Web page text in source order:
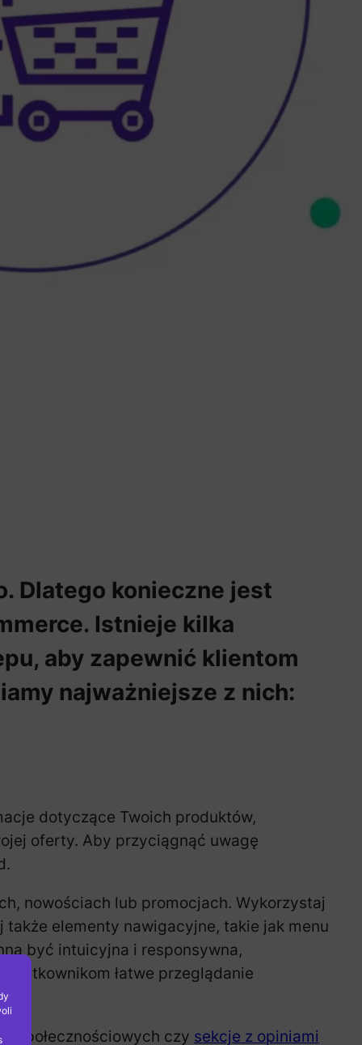
Dlatego konieczne jest
Istnieje kilka
aby zapewnić klientom
najważniejsze z nich:
dotyczące Twoich produktów,
oferty. Aby przyciągnąć uwagę
nowościach lub promocjach. Wykorzystaj
elementy nawigacyjne, takie jak menu
być intuicyjna i responsywna,
łatwe przeglądanie
społecznościowych czy sekcje z opiniami